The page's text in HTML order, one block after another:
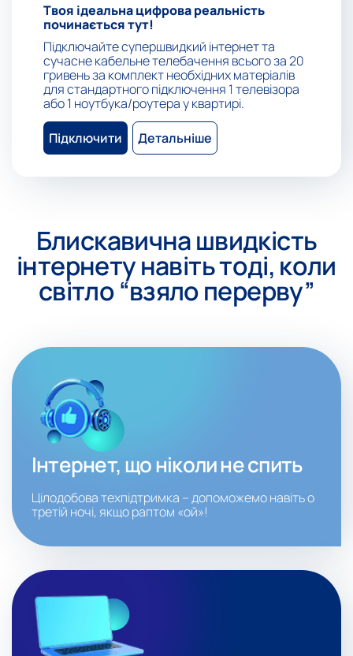
Твоя ідеальна цифрова реальність
починається тут!
Підключайте супершвидкий інтернет та
сучасне кабельне телебачення всього за 20
гривень за комплект необхідних матеріалів
для стандартного підключення 1 телевізора
або 1 ноутбука/роутера у квартирі.
Підключити
Детальніше
Блискавична швидкість
інтернету навіть тоді, коли
світло “взяло перерву”
Інтернет, що ніколи не спить
Цілодобова техпідтримка – допоможемо навіть о
третій ночі, якщо раптом «ой»!